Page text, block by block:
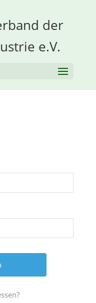
der
e.V.